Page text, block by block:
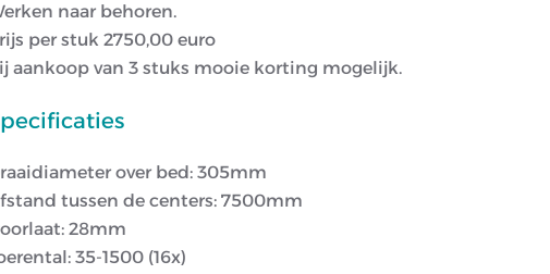
naar behoren.
per stuk 2750,00 euro
aankoop van 3 stuks mooie korting mogelijk.
over bed: 305mm
tussen de centers: 7500mm
28mm
35-1500 (16x)